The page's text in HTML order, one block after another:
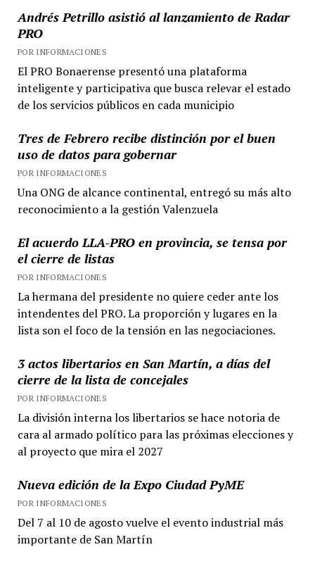
Andrés Petrillo asistió al lanzamiento de Radar
PRO
POR INFORMACIONES
El PRO Bonaerense presentó una plataforma
inteligente y participativa que busca relevar el estado
de los servicios públicos en cada municipio
Tres de Febrero recibe distinción por el buen
uso de datos para gobernar
POR INFORMACIONES
Una ONG de alcance continental, entregó su más alto
reconocimiento a la gestión Valenzuela
El acuerdo LLA-PRO en provincia, se tensa por
el cierre de listas
POR INFORMACIONES
La hermana del presidente no quiere ceder ante los
intendentes del PRO. La proporción y lugares en la
lista son el foco de la tensión en las negociaciones.
3 actos libertarios en San Martín, a días del
cierre de la lista de concejales
POR INFORMACIONES
La división interna los libertarios se hace notoria de
cara al armado político para las próximas elecciones y
al proyecto que mira el 2027
Nueva edición de la Expo Ciudad PyME
POR INFORMACIONES
Del 7 al 10 de agosto vuelve el evento industrial más
importante de San Martín